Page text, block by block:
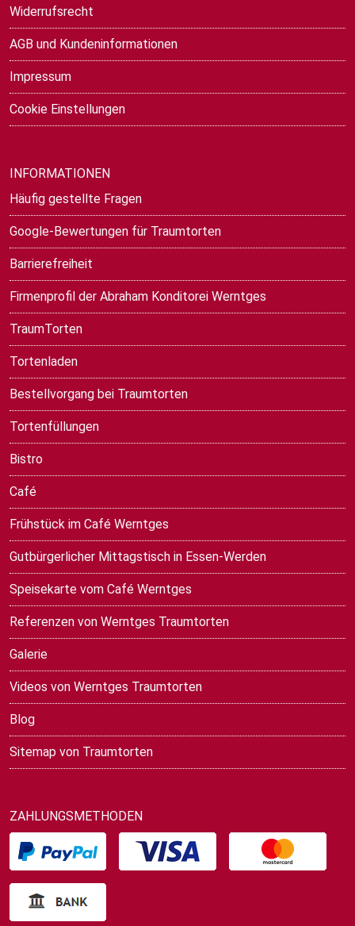
Widerrufsrecht
AGB und Kundeninformationen
Impressum
Cookie Einstellungen
INFORMATIONEN
Häufig gestellte Fragen
Google-Bewertungen für Traumtorten
Barrierefreiheit
Firmenprofil der Abraham Konditorei Werntges
TraumTorten
Tortenladen
Bestellvorgang bei Traumtorten
Tortenfüllungen
Bistro
Café
Frühstück im Café Werntges
Gutbürgerlicher Mittagstisch in Essen-Werden
Speisekarte vom Café Werntges
Referenzen von Werntges Traumtorten
Galerie
Videos von Werntges Traumtorten
Blog
Sitemap von Traumtorten
ZAHLUNGSMETHODEN